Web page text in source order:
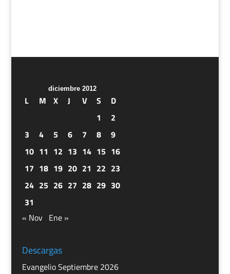
diciembre 2012
L M X J V S
D
1
2
3
4 5 6 7 8
9
10 11 12 13 14 15 16
17 18 19 20 21 22 23
24 25 26 27 28 29 30
31
« Nov Ene »
Descargas
Evangelio Septiembre 2026